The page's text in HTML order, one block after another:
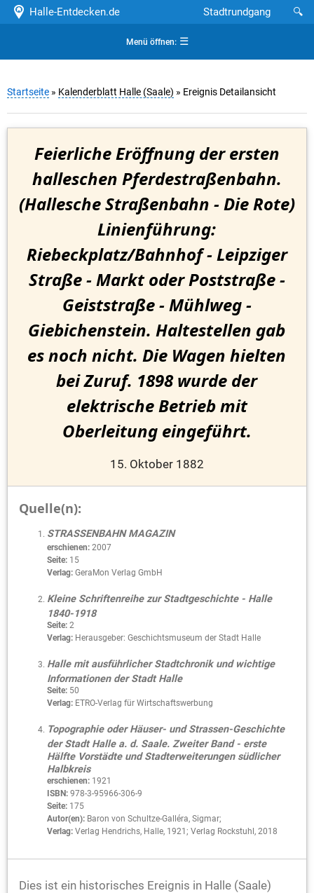
Halle-Entdecken.de 🔍
Stadtrundgang
Menü öffnen:☰
Startseite » Kalenderblatt Halle (Saale) » Ereignis Detailansicht
Feierliche Eröffnung der ersten
halleschen Pferdestraßenbahn.
(Hallesche Straßenbahn - Die Rote)
Linienführung:
Riebeckplatz/Bahnhof - Leipziger
Straße - Markt oder Poststraße -
Geiststraße - Mühlweg -
Giebichenstein. Haltestellen gab
es noch nicht. Die Wagen hielten
bei Zuruf. 1898 wurde der
elektrische Betrieb mit
Oberleitung eingeführt.
15. Oktober 1882
Quelle(n):
STRASSENBAHN MAGAZIN
erschienen: 2007
Seite: 15
Verlag: GeraMon Verlag GmbH
Kleine Schriftenreihe zur Stadtgeschichte - Halle
1840-1918
Seite: 2
Verlag: Herausgeber: Geschichtsmuseum der Stadt Halle
Halle mit ausführlicher Stadtchronik und wichtige
Informationen der Stadt Halle
Seite: 50
Verlag: ETRO-Verlag für Wirtschaftswerbung
Topographie oder Häuser- und Strassen-Geschichte
der Stadt Halle a. d. Saale. Zweiter Band - erste
Hälfte Vorstädte und Stadterweiterungen südlicher
Halbkreis
erschienen: 1921
ISBN: 978-3-95966-306-9
Seite: 175
Autor(en): Baron von Schultze-Galléra, Sigmar;
Verlag: Verlag Hendrichs, Halle, 1921; Verlag Rockstuhl, 2018
Dies ist ein historisches Ereignis in Halle (Saale)